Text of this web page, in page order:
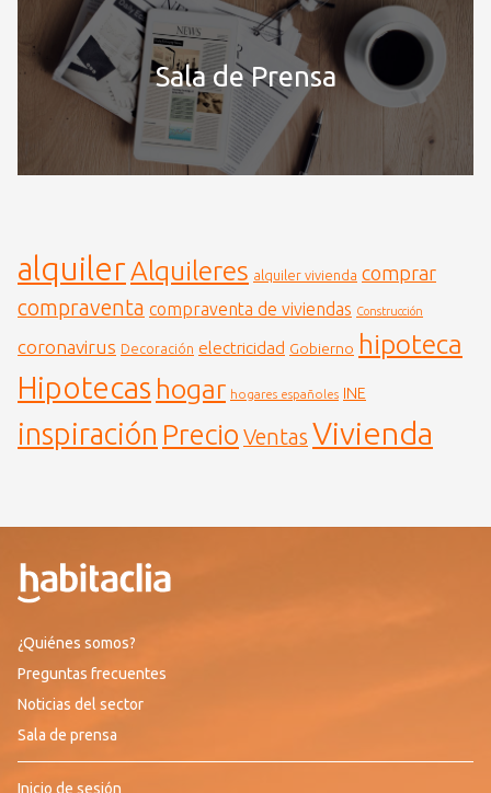
Sala de Prensa
alquilerAlquileres alquiler vivienda comprar
compraventa compraventa de viviendas Construcción
coronavirus Decoración electricidad Gobierno hipoteca
Hipotecas hogar hogares españoles INE
inspiración Precio Ventas Vivienda
¿Quiénes somos?
Preguntas frecuentes
Noticias del sector
Sala de prensa
Inicio de sesión